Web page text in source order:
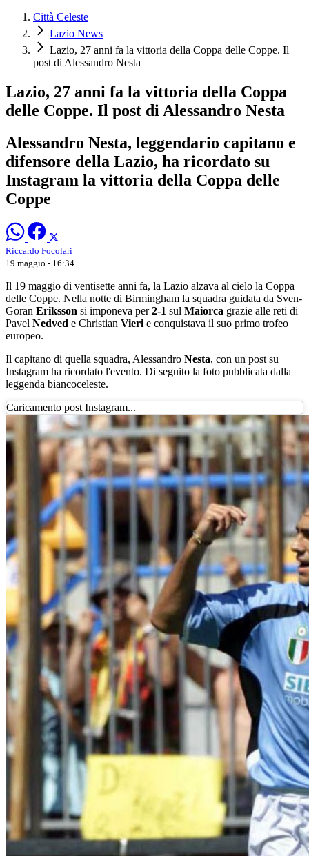
Città Celeste
Lazio News
Lazio, 27 anni fa la vittoria della Coppa delle Coppe. Il
post di Alessandro Nesta
Lazio, 27 anni fa la vittoria della Coppa
delle Coppe. Il post di Alessandro Nesta
Alessandro Nesta, leggendario capitano e
difensore della Lazio, ha ricordato su
Instagram la vittoria della Coppa delle
Coppe
Riccardo Focolari
19 maggio - 16:34
Il 19 maggio di ventisette anni fa, la Lazio alzava al cielo la Coppa
delle Coppe. Nella notte di Birmingham la squadra guidata da Sven-
Goran Eriksson si imponeva per2-1 sul Maiorca grazie alle reti di
Pavel Nedved e Christian Vieri e conquistava il suo primo trofeo
europeo.
Il capitano di quella squadra, Alessandro Nesta, con un post su
Instagram ha ricordato l'evento. Di seguito la foto pubblicata dalla
leggenda biancoceleste.
Caricamento post Instagram...